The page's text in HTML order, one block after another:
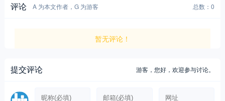
评论 A 为本文作者，G 为游客 总数：0
暂无评论！
提交评论 游客，您好，欢迎参与讨论。